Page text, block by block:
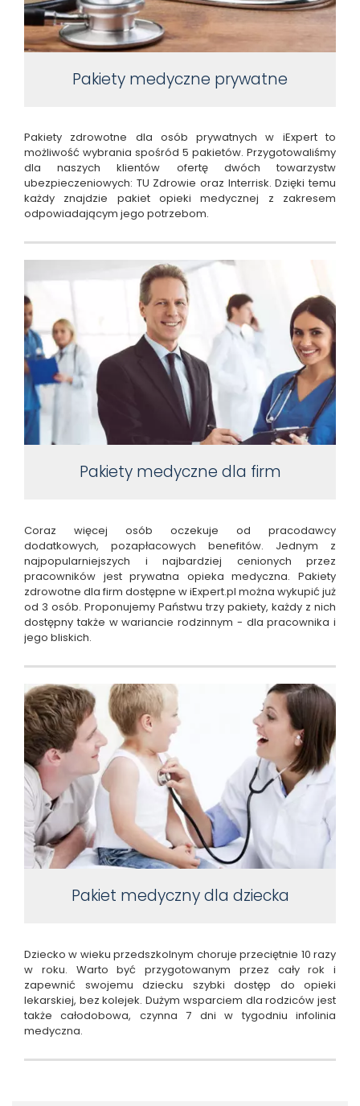
Pakiety medyczne prywatne
Pakiety zdrowotne dla osób prywatnych w iExpert to
możliwość wybrania spośród 5 pakietów. Przygotowaliśmy
dla naszych klientów ofertę dwóch towarzystw
ubezpieczeniowych: TU Zdrowie oraz Interrisk. Dzięki temu
każdy znajdzie pakiet opieki medycznej z zakresem
odpowiadającym jego potrzebom.
Pakiety medyczne dla firm
Coraz więcej osób oczekuje od pracodawcy
dodatkowych, pozapłacowych benefitów. Jednym z
najpopularniejszych i najbardziej cenionych przez
pracowników jest prywatna opieka medyczna. Pakiety
zdrowotne dla firm dostępne w iExpert.pl można wykupić już
od 3 osób. Proponujemy Państwu trzy pakiety, każdy z nich
dostępny także w wariancie rodzinnym - dla pracownika i
jego bliskich.
Pakiet medyczny dla dziecka
Dziecko w wieku przedszkolnym choruje przeciętnie 10 razy
w roku. Warto być przygotowanym przez cały rok i
zapewnić swojemu dziecku szybki dostęp do opieki
lekarskiej, bez kolejek. Dużym wsparciem dla rodziców jest
także całodobowa, czynna 7 dni w tygodniu infolinia
medyczna.